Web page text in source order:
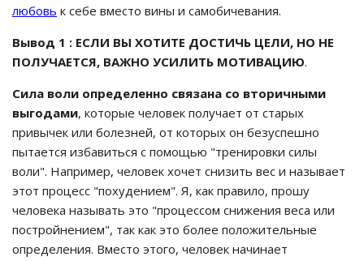
любовь к себе вместо вины и самобичевания.
Вывод 1 : ЕСЛИ ВЫ ХОТИТЕ ДОСТИЧЬ ЦЕЛИ, НО НЕ
ПОЛУЧАЕТСЯ, ВАЖНО УСИЛИТЬ МОТИВАЦИЮ.
Сила воли определенно связана со вторичными
выгодами, которые человек получает от старых
привычек или болезней, от которых он безуспешно
пытается избавиться с помощью "тренировки силы
воли". Например, человек хочет снизить вес и называет
этот процесс "похудением". Я, как правило, прошу
человека называть это "процессом снижения веса или
постройнением", так как это более положительные
определения. Вместо этого, человек начинает